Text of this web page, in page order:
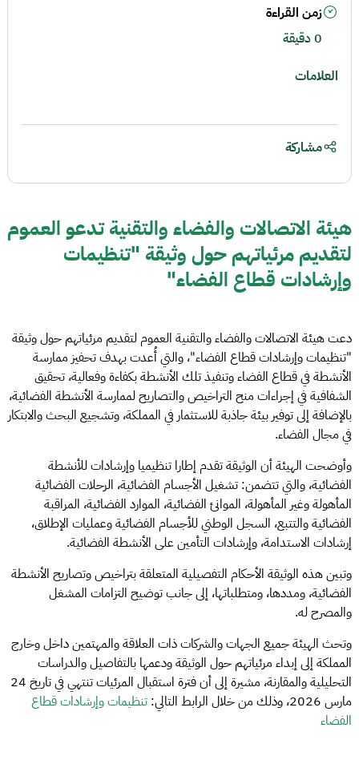
هيئة الاتصالات والفضاء والتقنية تدعو العموم
لتقديم مرئياتهم حول وثيقة "تنظيمات
وإرشادات قطاع الفضاء"
دعت هيئة الاتصالات والفضاء والتقنية العموم لتقديم مرئياتهم حول وثيقة
"تنظيمات وإرشادات قطاع الفضاء"، والتي أُعدت بهدف تحفيز ممارسة
الأنشطة في قطاع الفضاء وتنفيذ تلك الأنشطة بكفاءة وفعالية، تحقيق
الشفافية في إجراءات منح التراخيص والتصاريح لممارسة الأنشطة الفضائية،
بالإضافة إلى توفير بيئة جاذبة للاستثمار في المملكة، وتشجيع البحث والابتكار
في مجال الفضاء.
وأوضحت الهيئة أن الوثيقة تقدم إطارا تنظيميا وإرشادات للأنشطة
الفضائية، والتي تتضمن: تشغيل الأجسام الفضائية، الرحلات الفضائية
المأهولة وغير المأهولة، الموانئ الفضائية، الموارد الفضائية، المراقبة
الفضائية والتتبع، السجل الوطني للأجسام الفضائية وعمليات الإطلاق،
إرشادات الاستدامة، وإرشادات التأمين على الأنشطة الفضائية.
وتبين هذه الوثيقة الأحكام التفصيلية المتعلقة بتراخيص وتصاريح الأنشطة
الفضائية، ومددها، ومتطلباتها، إلى جانب توضيح التزامات المشغل
والمصرح له.
وتحث الهيئة جميع الجهات والشركات ذات العلاقة والمهتمين داخل وخارج
المملكة إلى إبداء مرئياتهم حول الوثيقة ودعمها بالتفاصيل والدراسات
التحليلية والمقارنة، مشيرة إلى أن فترة استقبال المرئيات تنتهي في تاريخ 24
مارس 2026، وذلك من خلال الرابط التالي:
تنظيمات وإرشادات قطاع
الفضاء
زمن القراءة
0 دقيقة
العلامات
مشاركة